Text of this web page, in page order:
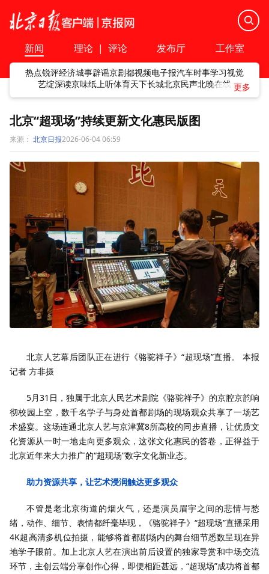
新闻 理论 | 评论 发布厅 工作室
热点锐评经济城事辟谣京剧都视频电子报汽车时事学习视觉
艺绽深读京味纸上听体育天下长城北京民声北晚在线
北京“超现场”持续更新文化惠民版图
来源： 北京日报2026-06-04 06:59
北京人艺幕后团队正在进行《骆驼祥子》“超现场”直播。 本报
记者 方非摄
5月31日，独属于北京人民艺术剧院《骆驼祥子》的京腔京韵响
彻校园上空，数千名学子与身处首都剧场的现场观众共享了一场艺
术盛宴。这场连通北京人艺与京津冀8所高校的同步直播，让优质文
化资源从一时一地走向更多观众，这张文化惠民的答卷，正得益于
北京近年来大力推广的“超现场”数字文化新业态。
助力资源共享，让艺术浸润触达更多观众
不管是老北京街道的烟火气，还是演员眉宇之间的悲情与愁
绪，动作、细节、表情都纤毫毕现，《骆驼祥子》“超现场”直播采用
4K超高清多机位拍摄，能够将首都剧场内的舞台细节悉数呈现在异
地学子眼前。加上北京人艺在演出前后设置的独家导赏和中场交流
环节，主创云端分享创作心得，即便相距甚远，“超现场”成功将首都